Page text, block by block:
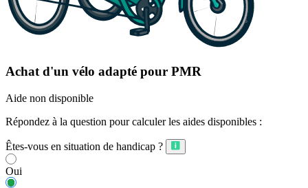
Achat d'un vélo adapté pour PMR
Aide non disponible
Répondez à la question pour calculer les aides disponibles :
Êtes-vous en situation de handicap ?
Oui